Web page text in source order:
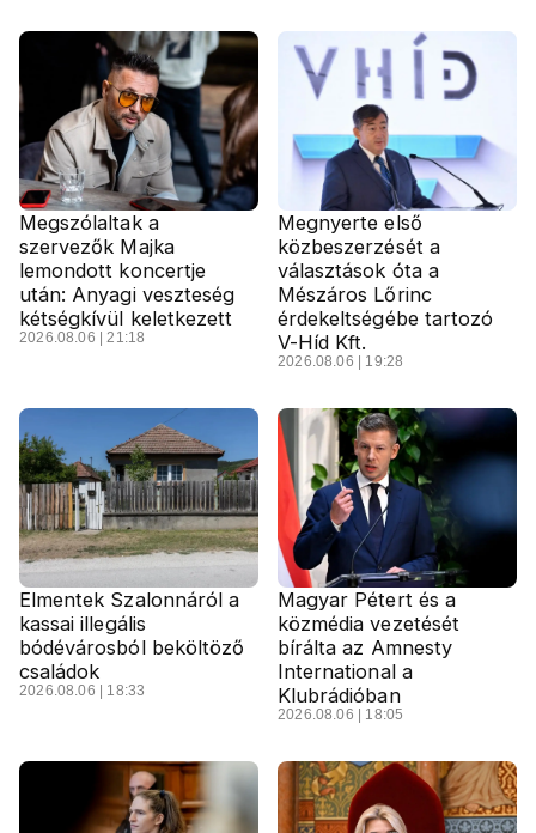
Megszólaltak a
szervezők Majka
lemondott koncertje
után: Anyagi veszteség
kétségkívül keletkezett
2026.08.06 | 21:18
Megnyerte első
közbeszerzését a
választások óta a
Mészáros Lőrinc
érdekeltségébe tartozó
V-Híd Kft.
2026.08.06 | 19:28
Elmentek Szalonnáról a
kassai illegális
bódévárosból beköltöző
családok
2026.08.06 | 18:33
Magyar Pétert és a
közmédia vezetését
bírálta az Amnesty
International a
Klubrádióban
2026.08.06 | 18:05